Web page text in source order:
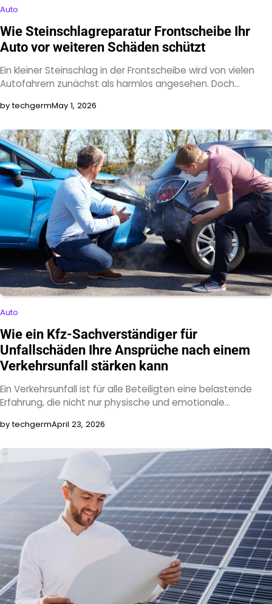
Auto
Wie Steinschlagreparatur Frontscheibe Ihr
Auto vor weiteren Schäden schützt
Ein kleiner Steinschlag in der Frontscheibe wird von vielen
Autofahrern zunächst als harmlos angesehen. Doch…
by techgermMay 1, 2026
Auto
Wie ein Kfz-Sachverständiger für
Unfallschäden Ihre Ansprüche nach einem
Verkehrsunfall stärken kann
Ein Verkehrsunfall ist für alle Beteiligten eine belastende
Erfahrung, die nicht nur physische und emotionale…
by techgermApril 23, 2026